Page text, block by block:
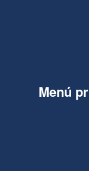
Menú